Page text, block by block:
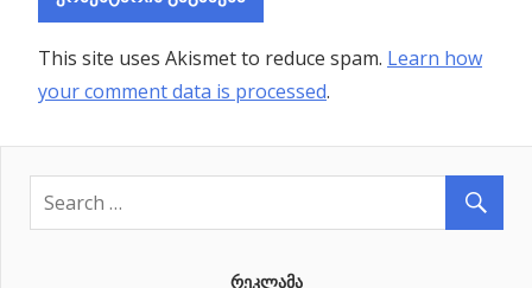
This site uses Akismet to reduce spam. Learn how
your comment data is processed.
ᲠᲔᲙᲚᲐᲛᲐ